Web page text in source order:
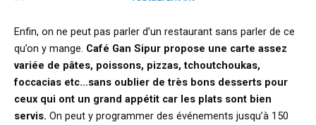
Enfin, on ne peut pas parler d’un restaurant sans parler de ce
qu’on y mange. Café Gan Sipur propose une carte assez
variée de pâtes, poissons, pizzas, tchoutchoukas,
foccacias etc…sans oublier de très bons desserts pour
ceux qui ont un grand appétit car les plats sont bien
servis. On peut y programmer des événements jusqu’à 150